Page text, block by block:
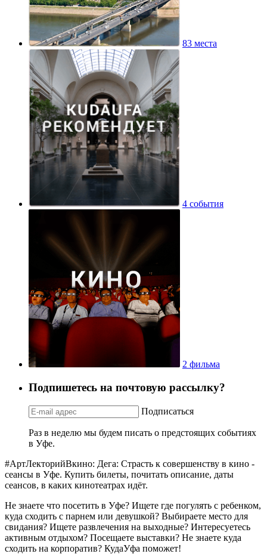
83 места
4 события
2 фильма
Подпишетесь на почтовую рассылку?
Подписаться
Раз в неделю мы будем писать о предстоящих событиях
в Уфе.
#АртЛекторийВкино: Дега: Страсть к совершенству в кино -
сеансы в Уфе. Купить билеты, почитать описание, даты
сеансов, в каких кинотеатрах идёт.
Не знаете что посетить в Уфе? Ищете где погулять с ребенком,
куда сходить с парнем или девушкой? Выбираете место для
свидания? Ищете развлечения на выходные? Интересуетесь
активным отдыхом? Посещаете выставки? Не знаете куда
сходить на корпоратив? КудаУфа поможет!